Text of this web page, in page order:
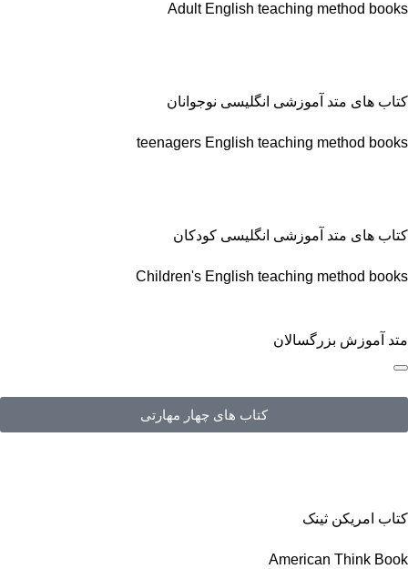
Adult English teaching method books
کتاب های متد آموزشی انگلیسی نوجوانان
teenagers English teaching method books
کتاب های متد آموزشی انگلیسی کودکان
Children's English teaching method books
متد آموزش بزرگسالان
کتاب های چهار مهارتی
کتاب امریکن ثینک
American Think Book